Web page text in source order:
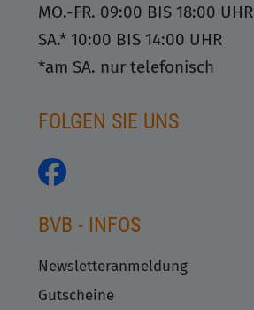
MO.-FR. 09:00 BIS 18:00 UHR
SA.* 10:00 BIS 14:00 UHR
*am SA. nur telefonisch
FOLGEN SIE UNS
BVB - INFOS
Newsletteranmeldung
Gutscheine